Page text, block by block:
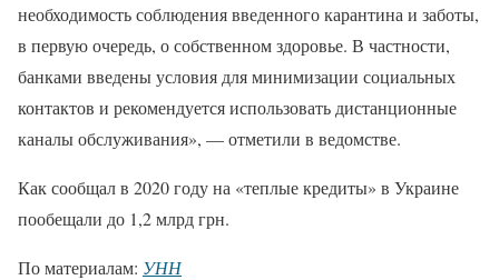
необходимость соблюдения введенного карантина и заботы,
в первую очередь, о собственном здоровье. В частности,
банками введены условия для минимизации социальных
контактов и рекомендуется использовать дистанционные
каналы обслуживания», — отметили в ведомстве.
Как сообщал в 2020 году на «теплые кредиты» в Украине
пообещали до 1,2 млрд грн.
По материалам: УНН